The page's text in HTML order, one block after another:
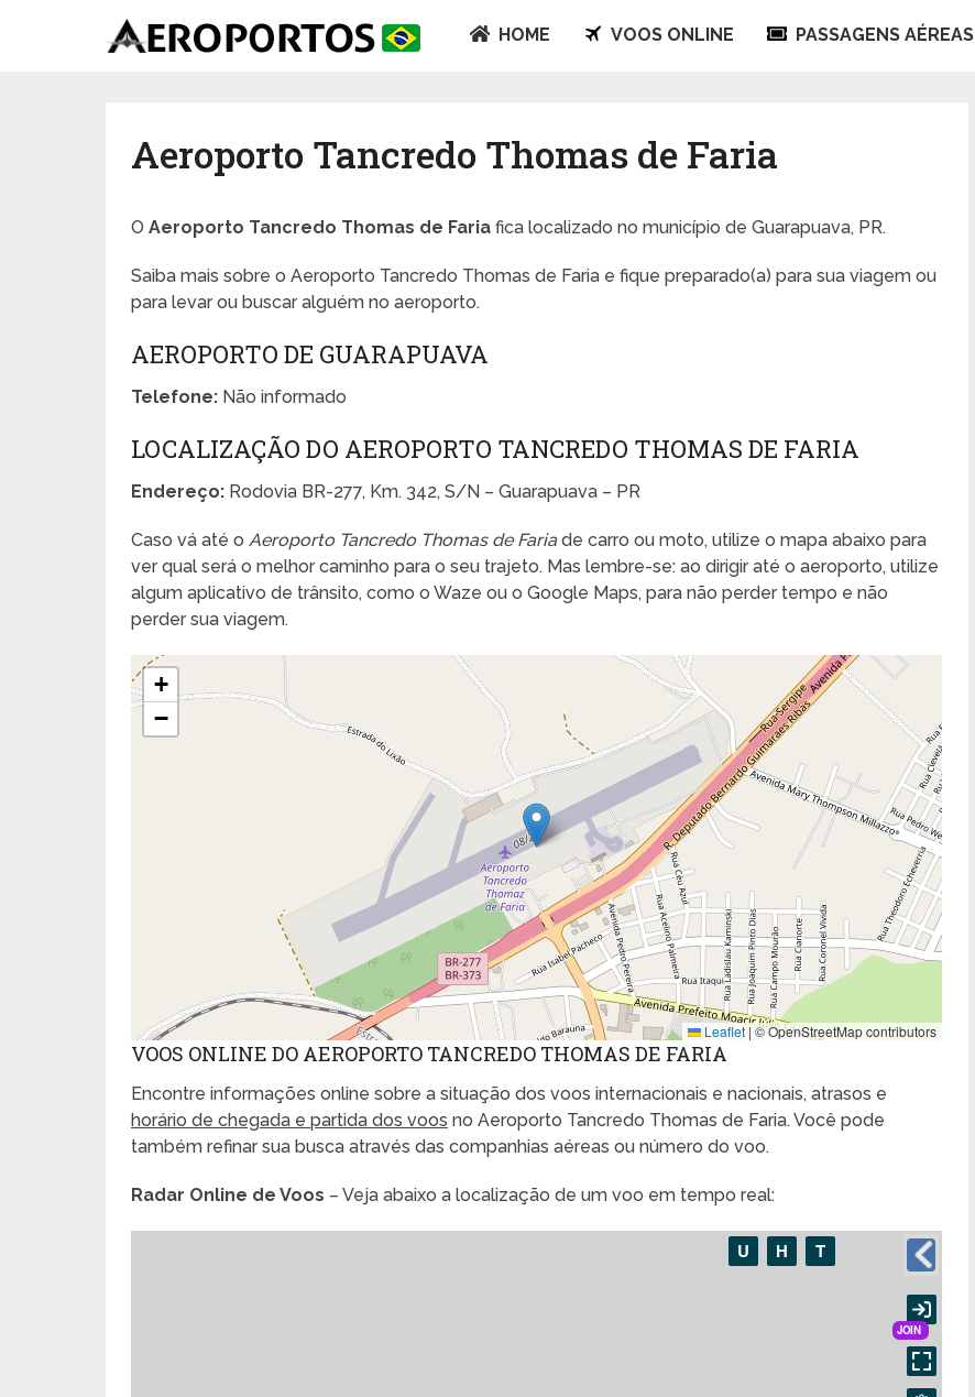
HOME VOOS ONLINE PASSAGENS AÉREAS
Aeroporto Tancredo Thomas de Faria
OAeroporto Tancredo Thomas de Faria fica localizado no município de Guarapuava, PR.
Saiba mais sobre o Aeroporto Tancredo Thomas de Faria e fique preparado(a) para sua viagem ou
para levar ou buscar alguém no aeroporto.
AEROPORTO DE GUARAPUAVA
Telefone: Não informado
LOCALIZAÇÃO DO AEROPORTO TANCREDO THOMAS DE FARIA
Endereço: Rodovia BR-277, Km. 342, S/N – Guarapuava – PR
Caso vá até o Aeroporto Tancredo Thomas de Fariade carro ou moto, utilize o mapa abaixo para
ver qual será o melhor caminho para o seu trajeto. Mas lembre-se: ao dirigir até o aeroporto, utilize
algum aplicativo de trânsito, como o Waze ou o Google Maps, para não perder tempo e não
perder sua viagem.
+
−
Leaflet |© OpenStreetMap contributors
VOOS ONLINE DO AEROPORTO TANCREDO THOMAS DE FARIA
Encontre informações online sobre a situação dos voos internacionais e nacionais, atrasos e
horário de chegada e partida dos voos no Aeroporto Tancredo Thomas de Faria. Você pode
também refinar sua busca através das companhias aéreas ou número do voo.
Radar Online de Voos – Veja abaixo a localização de um voo em tempo real: